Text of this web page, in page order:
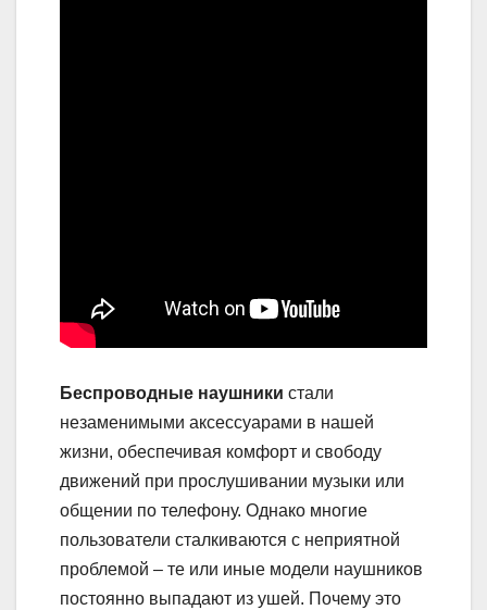
Беспроводные наушники стали
незаменимыми аксессуарами в нашей
жизни, обеспечивая комфорт и свободу
движений при прослушивании музыки или
общении по телефону. Однако многие
пользователи сталкиваются с неприятной
проблемой – те или иные модели наушников
постоянно выпадают из ушей. Почему это